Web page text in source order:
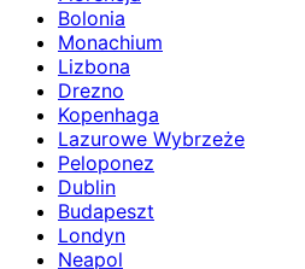
Bolonia
Monachium
Lizbona
Drezno
Kopenhaga
Lazurowe Wybrzeże
Peloponez
Dublin
Budapeszt
Londyn
Neapol